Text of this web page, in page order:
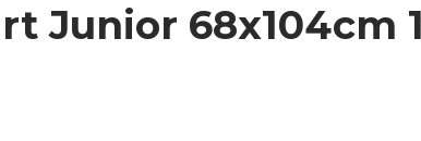
Junior 68x104cm